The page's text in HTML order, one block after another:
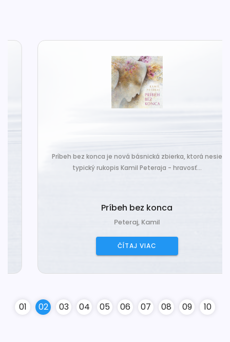
Príbeh bez konca je nová básnická zbierka, ktorá nesie
typický rukopis Kamil Peteraja - hravosť...
Príbeh bez konca
Peteraj, Kamil
ČÍTAJ VIAC
01 02 03 04 05 06 07 08 09 10